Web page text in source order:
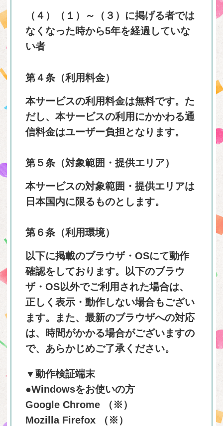
（４）（１）～（３）に掲げる者では
なくなった時から5年を経過していな
い者
第４条（利用料金）
本サービスの利用料金は無料です。た
だし、本サービスの利用にかかわる通
信料金はユーザー負担となります。
第５条（対象範囲・提供エリア）
本サービスの対象範囲・提供エリアは
日本国内に限るものとします。
第６条（利用環境）
以下に掲載のブラウザ・OSにて動作
確認をしております。以下のブラウ
ザ・OS以外でご利用された場合は、
正しく表示・動作しない場合もござい
ます。また、最新のブラウザへの対応
は、時間がかかる場合がございますの
で、あらかじめご了承ください。
▼動作検証端末
●Windowsをお使いの方
Google Chrome （※）
Mozilla Firefox （※）